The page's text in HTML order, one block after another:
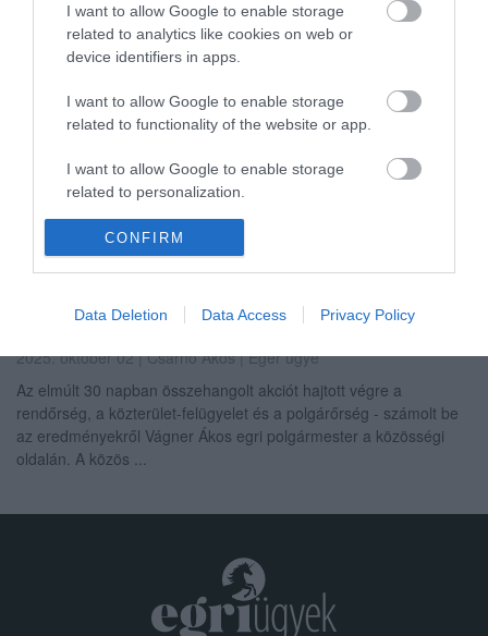
I want to allow Google to enable storage
related to analytics like cookies on web or
device identifiers in apps.
I want to allow Google to enable storage
related to functionality of the website or app.
I want to allow Google to enable storage
related to personalization.
I want to allow Google to enable storage
related to security, including authentication
CONFIRM
Data Deletion Data Access Privacy Policy
10 és 17 óra között a budapesti fejpályaudvarokon és a nagyobb
vidéki vasútállomásokon ásványvizet biztosít utasainak. A
Volánbu...
MI LÉTESÜLJÖN A VASÚTÁLLOMÁS MELLETTI ROMOS
TERÜLETEN? - SZAVAZÁS
Bizottsági előterjesztésben volt arra egy terv, hogy a romos,
gazos terület hasznosításra kerülne, erről korábban adtunk
tájékoztatást. A területen az Egervin csarnokai álltak régebben,
melyek...
FOKOZOTT ELLENŐRZÉSEK AZ EGRI BUSZPÁLYAUDVAR
KÖRNYÉKÉN: TÖBB SZÁZ EMBERT IGAZOLTATTAK, TÖBB
2025. október 02| Csarnó Ákos |Eger ügye
Az elmúlt 30 napban összehangolt akciót hajtott végre a
rendőrség, a közterület-felügyelet és a polgárőrség - számolt be
az eredményekről Vágner Ákos egri polgármester a közösségi
oldalán. A közös ...